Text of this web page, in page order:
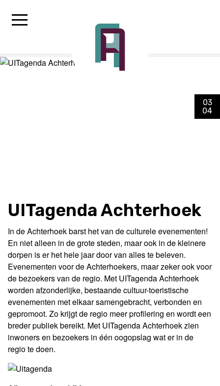
03
04
UITagenda Achterhoek
In de Achterhoek barst het van de culturele evenementen!
En niet alleen in de grote steden, maar ook in de kleinere
dorpen is er het hele jaar door van alles te beleven.
Evenementen voor de Achterhoekers, maar zeker ook voor
de bezoekers van de regio. Met UITagenda Achterhoek
worden afzonderlijke, bestaande cultuur-toeristische
evenementen met elkaar samengebracht, verbonden en
gepromoot. Zo krijgt de regio meer profilering en wordt een
breder publiek bereikt. Met UITagenda Achterhoek zien
inwoners en bezoekers in één oogopslag wat er in de
regio te doen.